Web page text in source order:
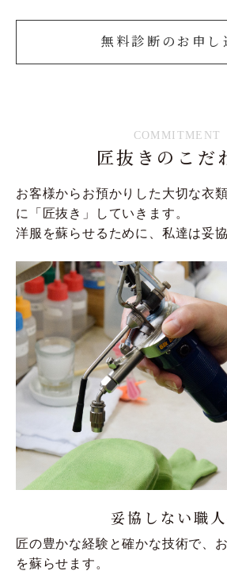
無料診断のお申し
COMMITMENT
匠抜きのこだ
お客様からお預かりした大切な衣
に「匠抜き」していきます。
洋服を蘇らせるために、私達は妥協
妥協しない職
匠の豊かな経験と確かな技術で、
を蘇らせます。